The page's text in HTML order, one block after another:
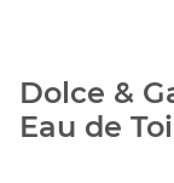
Dolce &
Eau de